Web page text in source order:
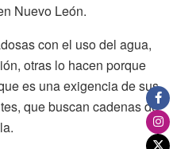
Nuevo León.
con el uso del agua,
otras lo hacen porque
es una exigencia de sus
que buscan cadenas de